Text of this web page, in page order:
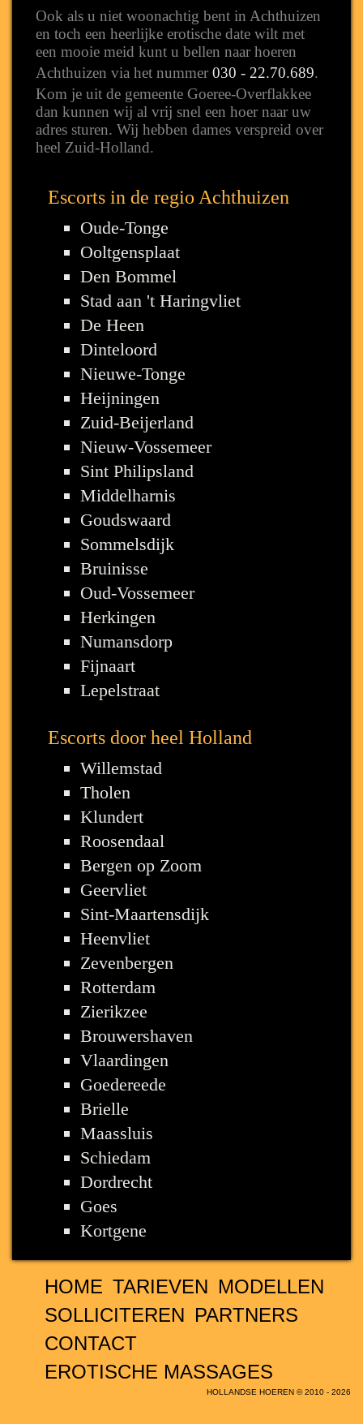
Ook als u niet woonachtig bent in Achthuizen
en toch een heerlijke erotische date wilt met
een mooie meid kunt u bellen naar hoeren
Achthuizen via het nummer 030 - 22.70.689.
Kom je uit de gemeente Goeree-Overflakkee
dan kunnen wij al vrij snel een hoer naar uw
adres sturen. Wij hebben dames verspreid over
heel Zuid-Holland.
Escorts in de regio Achthuizen
Oude-Tonge
Ooltgensplaat
Den Bommel
Stad aan 't Haringvliet
De Heen
Dinteloord
Nieuwe-Tonge
Heijningen
Zuid-Beijerland
Nieuw-Vossemeer
Sint Philipsland
Middelharnis
Goudswaard
Sommelsdijk
Bruinisse
Oud-Vossemeer
Herkingen
Numansdorp
Fijnaart
Lepelstraat
Escorts door heel Holland
Willemstad
Tholen
Klundert
Roosendaal
Bergen op Zoom
Geervliet
Sint-Maartensdijk
Heenvliet
Zevenbergen
Rotterdam
Zierikzee
Brouwershaven
Vlaardingen
Goedereede
Brielle
Maassluis
Schiedam
Dordrecht
Goes
Kortgene
HOME TARIEVEN MODELLEN
SOLLICITEREN PARTNERS
CONTACT
EROTISCHE MASSAGES
HOLLANDSE HOEREN © 2010 - 2026